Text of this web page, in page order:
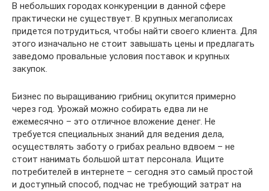
В небольших городах конкуренции в данной сфере
практически не существует. В крупных мегаполисах
придется потрудиться, чтобы найти своего клиента. Для
этого изначально не стоит завышать цены и предлагать
заведомо провальные условия поставок и крупных
закупок.
Бизнес по выращиванию грибниц окупится примерно
через год. Урожай можно собирать едва ли не
ежемесячно – это отличное вложение денег. Не
требуется специальных знаний для ведения дела,
осуществлять заботу о грибах реально вдвоем – не
стоит нанимать большой штат персонала. Ищите
потребителей в интернете – сегодня это самый простой
и доступный способ, подчас не требующий затрат на